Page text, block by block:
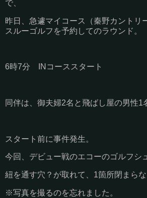
で、
昨日、急遽マイコース（秦野カントリ
スルーゴルフを予約してのラウンド。
6時7分 INコーススタート
同伴は、御夫婦2名と飛ばし屋の男性1
スタート前に事件発生。
今回、デビュー戦のエコーのゴルフシ
紐を通す穴？が取れて、1箇所閉まらな
※写真を撮るのを忘れました。